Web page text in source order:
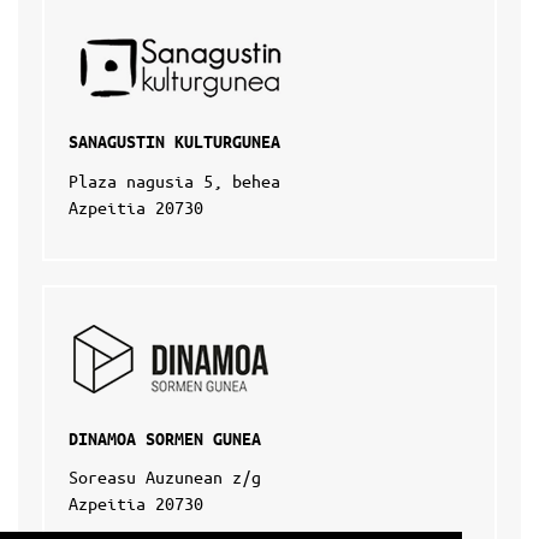
SANAGUSTIN KULTURGUNEA
Plaza nagusia 5, behea
Azpeitia 20730
DINAMOA SORMEN GUNEA
Soreasu Auzunean z/g
Azpeitia 20730